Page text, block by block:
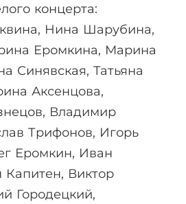
концерта:
Нина Шарубина,
Еромкина, Марина
Синявская, Татьяна
Аксенцова,
Владимир
Трифонов, Игорь
Еромкин, Иван
Капитен, Виктор
Городецкий,